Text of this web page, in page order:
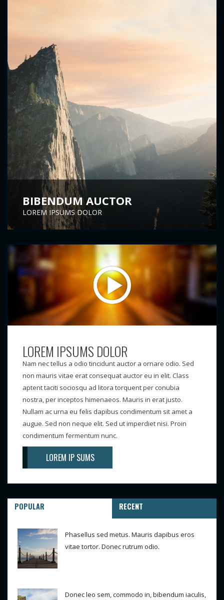
BIBENDUM AUCTOR
LOREM IPSUMS DOLOR
LOREM IPSUMS DOLOR
Nam nec tellus a odio tincidunt auctor a ornare odio. Sed
non mauris vitae erat consequat auctor eu in elit. Class
aptent taciti sociosqu ad litora torquent per conubia
nostra, per inceptos himenaeos. Mauris in erat justo.
Nullam ac urna eu felis dapibus condimentum sit amet a
augue. Sed non neque elit. Sed ut imperdiet nisi. Proin
condimentum fermentum nunc.
LOREM IP SUMS
POPULAR RECENT
Phasellus sed metus. Mauris dapibus eros
vitae tortor. Donec rutrum odio.
Donec leo sem, commodo in, bibendum iaculis,